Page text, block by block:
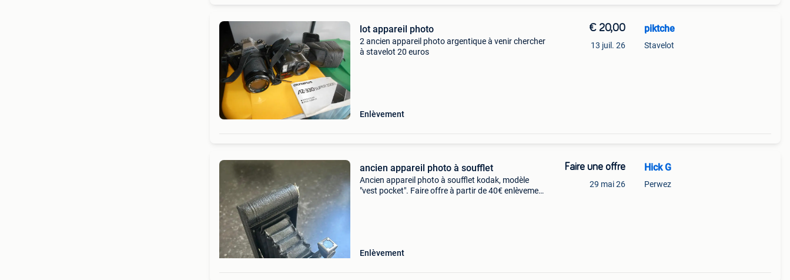
lot appareil photo
2 ancien appareil photo argentique à venir chercher
à stavelot 20 euros
Enlèvement
€ 20,00
13 juil. 26
piktche
Stavelot
ancien appareil photo à soufflet
Ancien appareil photo à soufflet kodak, modèle
"vest pocket". Faire offre à partir de 40€ enlèvement
Enlèvement
Faire une offre
29 mai 26
Hick G
Perwez